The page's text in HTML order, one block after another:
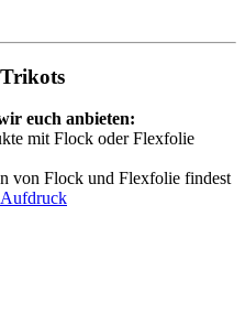
euch anbieten:
mit Flock oder Flexfolie
von Flock und Flexfolie findest